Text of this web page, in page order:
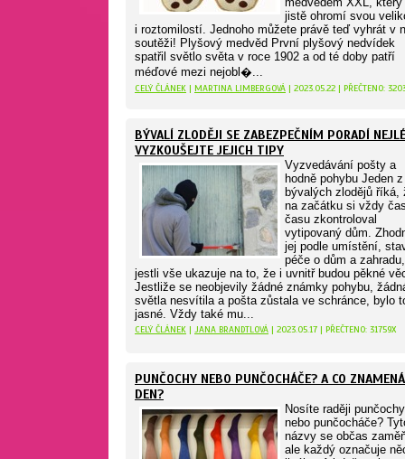
jistě ohromí svou
i roztomilostí. Jednoho můžete právě teď vyhrát v
soutěži! Plyšový medvěd První plyšový nedvídek
spatřil světlo světa v roce 1902 a od té doby patří
méďové mezi nejobl�...
CELÝ ČLÁNEK | MARTINA LIMBERGOVÁ | 2023.05.22 | PŘEČTENO:
BÝVALÍ ZLODĚJI SE ZABEZPEČNÍM PORADÍ
VYZKOUŠEJTE JEJICH TIPY
Vyzvedávání pošty a
hodně pohybu Jeden z
bývalých zlodějů říká,
na začátku si vždy
času zkontroloval
vytipovaný dům.
jej podle umístění,
péče o dům a
jestli vše ukazuje na to, že i uvnitř budou pěkné
Jestliže se neobjevily žádné známky pohybu,
světla nesvítila a pošta zůstala ve schránce, bylo
jasné. Vždy také mu...
CELÝ ČLÁNEK | JANA BRANDTLOVÁ | 2023.05.17 | PŘEČTENO: 31759X
PUNČOCHY NEBO PUNČOCHÁČE? A CO ZNAMENÁ
DEN?
Nosíte raději punčochy
nebo punčocháče?
názvy se občas
ale každý označuje